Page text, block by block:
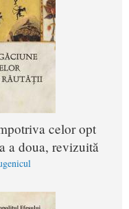
celor opt
a doua, revizuită